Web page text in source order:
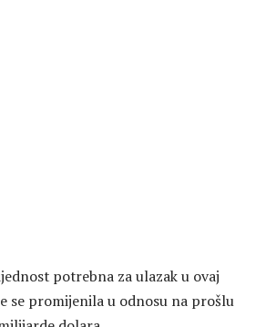
potrebna za ulazak u ovaj
se promijenila u odnosu na prošlu